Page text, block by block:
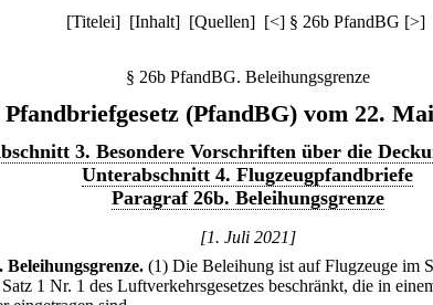
[Titelei] [Inhalt] [Quellen] [<] § 26b PfandBG [>]
§ 26b PfandBG. Beleihungsgrenze
Pfandbriefgesetz (PfandBG) vom 22.
3. Besondere Vorschriften über die
Unterabschnitt 4. Flugzeugpfandbriefe
Paragraf 26b. Beleihungsgrenze
[1. Juli 2021]
. Beleihungsgrenze. (1) Die Beleihung ist auf Flugzeuge im
1 Nr. 1 des Luftverkehrsgesetzes beschränkt, die in